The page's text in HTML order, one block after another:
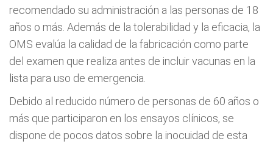
recomendado su administración a las personas de 18
años o más. Además de la tolerabilidad y la eficacia, la
OMS evalúa la calidad de la fabricación como parte
del examen que realiza antes de incluir vacunas en la
lista para uso de emergencia.
Debido al reducido número de personas de 60 años o
más que participaron en los ensayos clínicos, se
dispone de pocos datos sobre la inocuidad de esta